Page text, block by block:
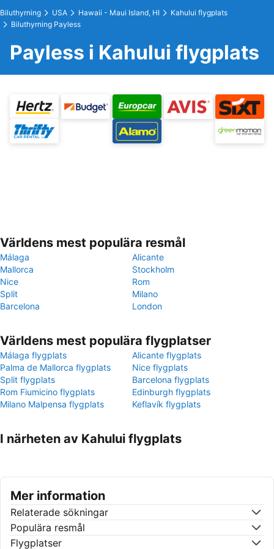
Biluthyrning USA Hawaii - Maui Island, HI
Kahului flygplats
Biluthyrning Payless
Payless i Kahului flygplats
Världens mest populära resmål
Málaga
Alicante
Mallorca
Stockholm
Nice
Rom
Split
Milano
Barcelona
London
Världens mest populära flygplatser
Málaga flygplats
Alicante flygplats
Palma de Mallorca flygplats
Nice flygplats
Split flygplats
Barcelona flygplats
Rom Fiumicino flygplats
Edinburgh flygplats
Milano Malpensa flygplats
Keflavík flygplats
I närheten av Kahului flygplats
Mer information
Relaterade sökningar
Populära resmål
Flygplatser